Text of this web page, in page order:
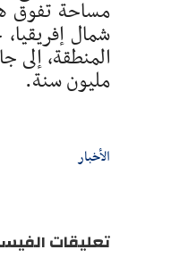
مساحة تفوق
شمال
مليون سنة.
الأخبار
تعليقات